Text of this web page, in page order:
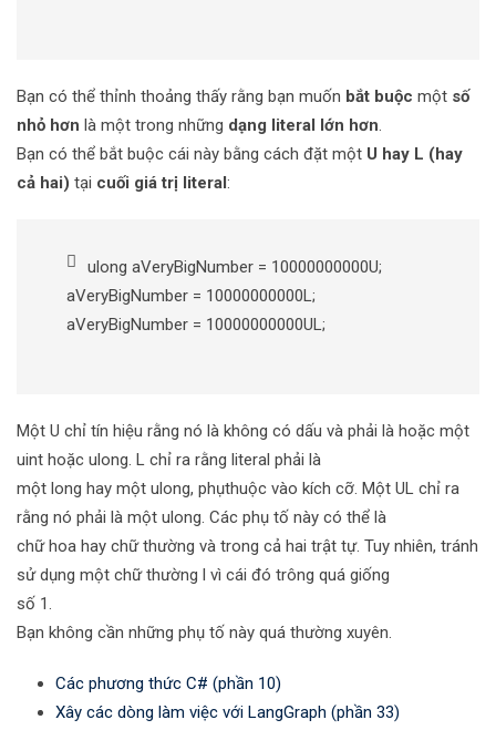
Bạn có thể thỉnh thoảng thấy rằng bạn muốn bắt buộc một số
nhỏ hơn là một trong những dạng literal lớn hơn.
Bạn có thể bắt buộc cái này bằng cách đặt một U hay L (hay
cả hai) tại cuối giá trị literal:
ulong aVeryBigNumber = 10000000000U;
aVeryBigNumber = 10000000000L;
aVeryBigNumber = 10000000000UL;
Một U chỉ tín hiệu rằng nó là không có dấu và phải là hoặc một
uint hoặc ulong. L chỉ ra rằng literal phải là
một long hay một ulong, phụthuộc vào kích cỡ. Một UL chỉ ra
rằng nó phải là một ulong. Các phụ tố này có thể là
chữ hoa hay chữ thường và trong cả hai trật tự. Tuy nhiên, tránh
sử dụng một chữ thường l vì cái đó trông quá giống
số 1.
Bạn không cần những phụ tố này quá thường xuyên.
Các phương thức C# (phần 10)
Xây các dòng làm việc với LangGraph (phần 33)